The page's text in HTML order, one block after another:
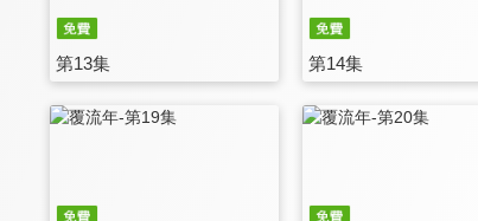
第13集 第14集